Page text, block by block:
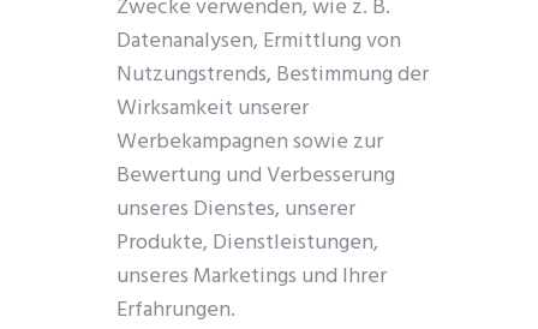
Zwecke verwenden, wie z. B.
Datenanalysen, Ermittlung von
Nutzungstrends, Bestimmung der
Wirksamkeit unserer
Werbekampagnen sowie zur
Bewertung und Verbesserung
unseres Dienstes, unserer
Produkte, Dienstleistungen,
unseres Marketings und Ihrer
Erfahrungen.